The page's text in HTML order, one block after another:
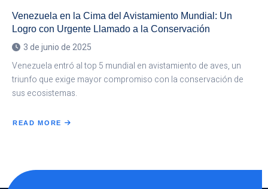
Venezuela en la Cima del Avistamiento Mundial: Un
Logro con Urgente Llamado a la Conservación
3 de junio de 2025
Venezuela entró al top 5 mundial en avistamiento de aves, un
triunfo que exige mayor compromiso con la conservación de
sus ecosistemas.
READ MORE
ABOUT
MUNDIAL:
UN
LOGRO